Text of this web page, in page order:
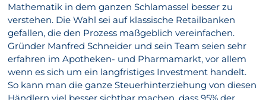
Mathematik in dem ganzen Schlamassel besser zu
verstehen. Die Wahl sei auf klassische Retailbanken
gefallen, die den Prozess maßgeblich vereinfachen.
Gründer Manfred Schneider und sein Team seien sehr
erfahren im Apotheken- und Pharmamarkt, vor allem
wenn es sich um ein langfristiges Investment handelt.
So kann man die ganze Steuerhinterziehung von diesen
Händlern viel besser sichtbar machen, dass 95% der